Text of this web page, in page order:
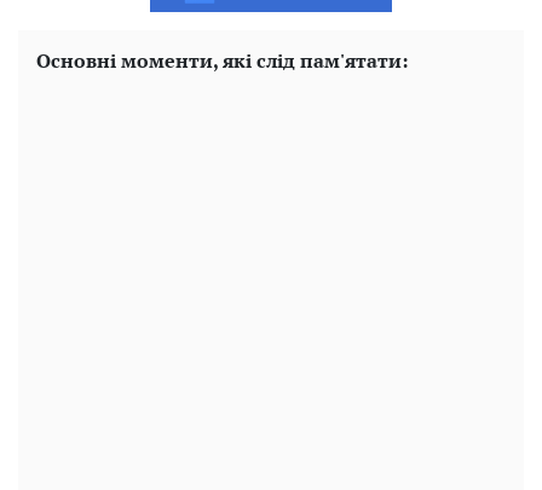
Основні моменти, які слід пам'ятати: